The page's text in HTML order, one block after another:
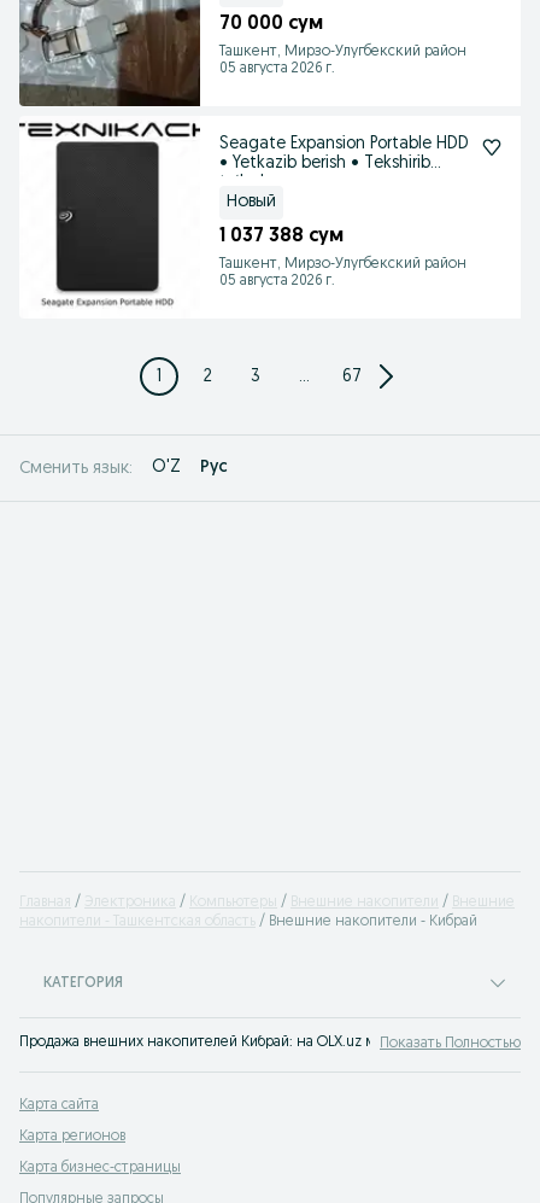
70 000 сум
Ташкент, Мирзо-Улугбекский район
05 августа 2026 г.
Seagate Expansion Portable HDD
• Yetkazib berish • Tekshirib
Новый
1 037 388 сум
Ташкент, Мирзо-Улугбекский район
05 августа 2026 г.
1 2 3 ... 67
Сменить язык: O'Z Рус
Главная Электроника Компьютеры Внешние накопители
Внешние
накопители - Ташкентская область
Внешние накопители - Кибрай
КАТЕГОРИЯ
Продажа внешних накопителей Кибрай: на OLX.uz можно легко купить
Показать Полностью
Карта сайта
Карта регионов
Карта бизнес-страницы
Популярные запросы